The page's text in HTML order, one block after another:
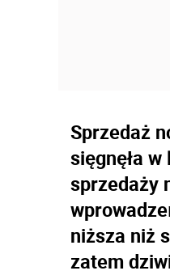
Sprzedaż
sięgnęła
sprzedaży
niższa niż
zatem